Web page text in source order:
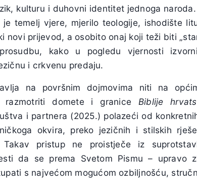
kulturu i duhovni identitet jednoga
temelj vjere, mjerilo teologije, ishodište
novi prijevod, a osobito onaj koji teži biti
kako u pogledu vjernosti
i crkvenu predaju.
na površnim dojmovima niti na
razmotriti domete i granice Biblije
i partnera (2025.) polazeći od
okvira, preko jezičnih i stilskih
Takav pristup ne proistječe iz
da se prema Svetom Pismu – upravo
s najvećom mogućom ozbiljnošću,